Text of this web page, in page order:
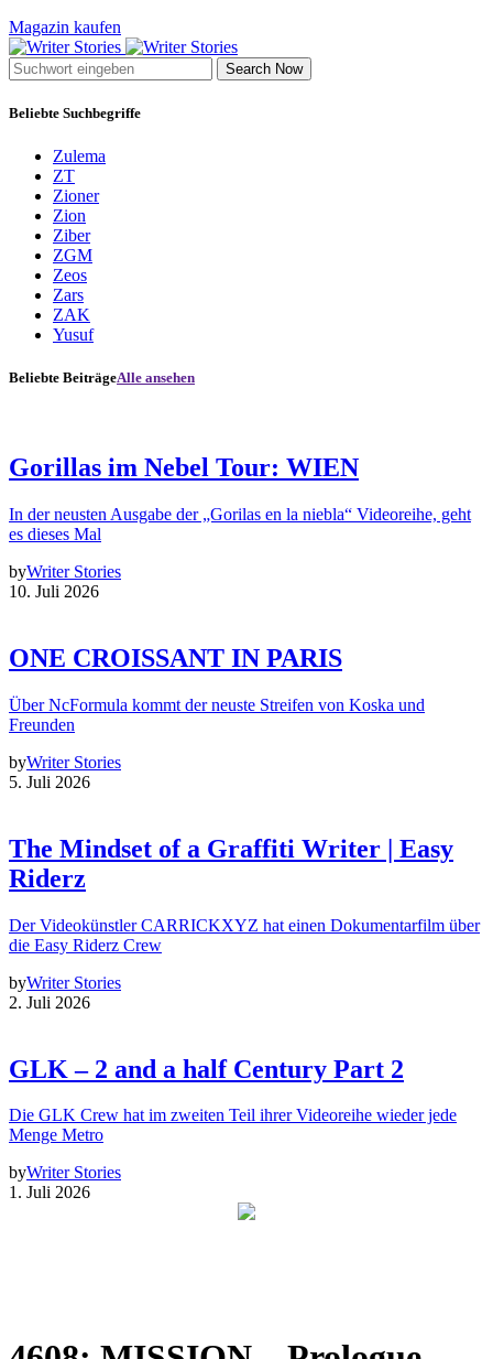
Magazin kaufen
Search Now
Beliebte Suchbegriffe
Zulema
ZT
Zioner
Zion
Ziber
ZGM
Zeos
Zars
ZAK
Yusuf
Beliebte BeiträgeAlle ansehen
Gorillas im Nebel Tour: WIEN
In der neusten Ausgabe der „Gorilas en la niebla“ Videoreihe, geht
es dieses Mal
byWriter Stories
10. Juli 2026
ONE CROISSANT IN PARIS
Über NcFormula kommt der neuste Streifen von Koska und
Freunden
byWriter Stories
5. Juli 2026
The Mindset of a Graffiti Writer | Easy
Riderz
Der Videokünstler CARRICKXYZ hat einen Dokumentarfilm über
die Easy Riderz Crew
byWriter Stories
2. Juli 2026
GLK – 2 and a half Century Part 2
Die GLK Crew hat im zweiten Teil ihrer Videoreihe wieder jede
Menge Metro
byWriter Stories
1. Juli 2026